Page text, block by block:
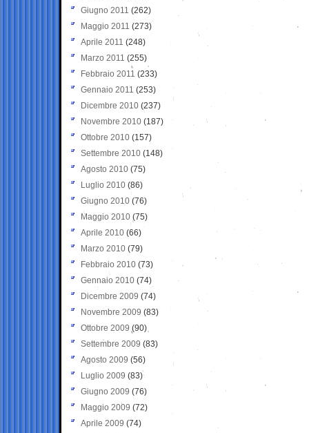
Giugno 2011 (262)
Maggio 2011 (273)
Aprile 2011 (248)
Marzo 2011 (255)
Febbraio 2011 (233)
Gennaio 2011 (253)
Dicembre 2010 (237)
Novembre 2010 (187)
Ottobre 2010 (157)
Settembre 2010 (148)
Agosto 2010 (75)
Luglio 2010 (86)
Giugno 2010 (76)
Maggio 2010 (75)
Aprile 2010 (66)
Marzo 2010 (79)
Febbraio 2010 (73)
Gennaio 2010 (74)
Dicembre 2009 (74)
Novembre 2009 (83)
Ottobre 2009 (90)
Settembre 2009 (83)
Agosto 2009 (56)
Luglio 2009 (83)
Giugno 2009 (76)
Maggio 2009 (72)
Aprile 2009 (74)